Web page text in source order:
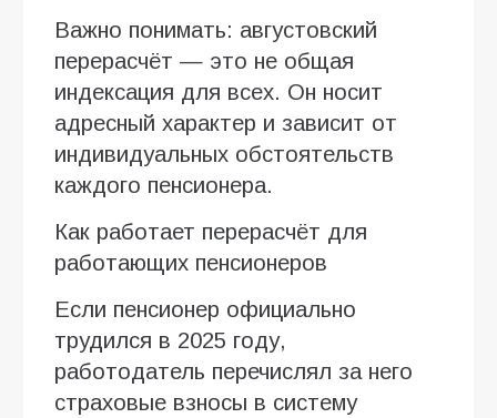
Важно понимать: августовский
перерасчёт — это не общая
индексация для всех. Он носит
адресный характер и зависит от
индивидуальных обстоятельств
каждого пенсионера.
Как работает перерасчёт для
работающих пенсионеров
Если пенсионер официально
трудился в 2025 году,
работодатель перечислял за него
страховые взносы в систему